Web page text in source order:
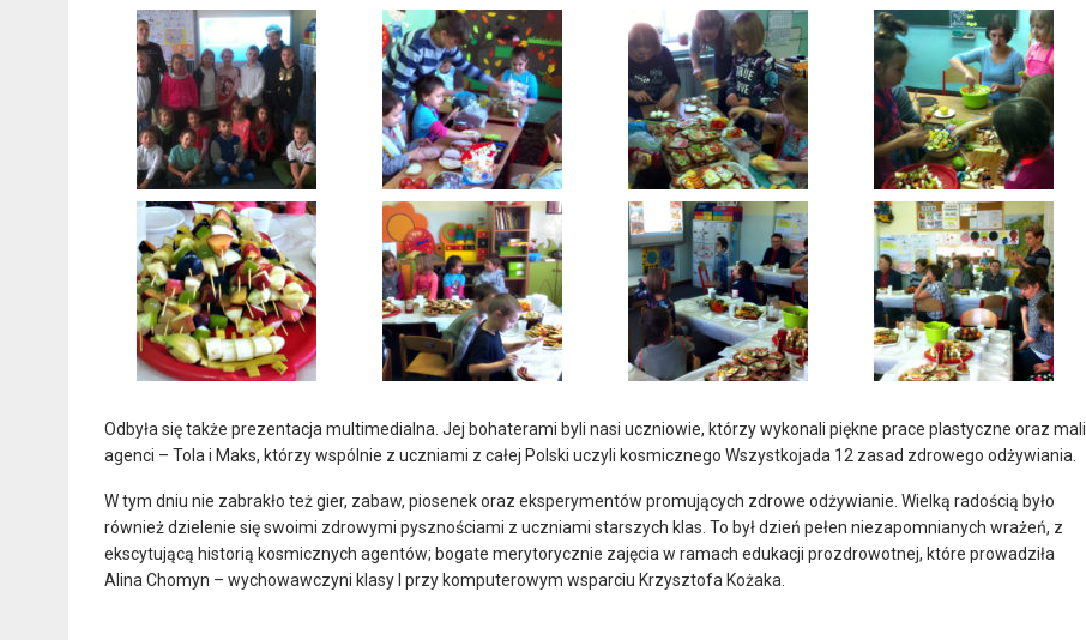
Odbyła się także prezentacja multimedialna. Jej bohaterami byli nasi uczniowie, którzy wykonali piękne prace plastyczne oraz mali
agenci – Tola i Maks, którzy wspólnie z uczniami z całej Polski uczyli kosmicznego Wszystkojada 12 zasad zdrowego odżywiania.
W tym dniu nie zabrakło też gier, zabaw, piosenek oraz eksperymentów promujących zdrowe odżywianie. Wielką radością było
również dzielenie się swoimi zdrowymi pysznościami z uczniami starszych klas. To był dzień pełen niezapomnianych wrażeń, z
ekscytującą historią kosmicznych agentów; bogate merytorycznie zajęcia w ramach edukacji prozdrowotnej, które prowadziła
Alina Chomyn – wychowawczyni klasy I przy komputerowym wsparciu Krzysztofa Kożaka.